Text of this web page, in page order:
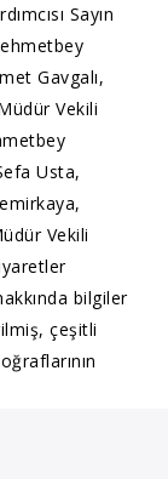
Sayın
Gavgalı,
Vekili
Usta,
Vekili
bilgiler
çeşitli